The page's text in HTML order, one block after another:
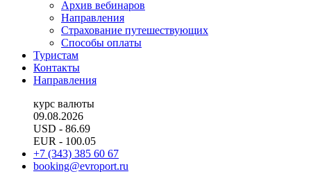
Архив вебинаров
Направления
Страхование путешествующих
Способы оплаты
Туристам
Контакты
Направления
курс валюты
09.08.2026
USD - 86.69
EUR - 100.05
+7 (343) 385 60 67
booking@evroport.ru